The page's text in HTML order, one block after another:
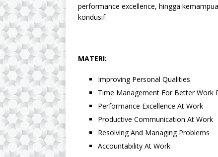
performance excellence, hingga
kondusif.
MATERI:
Improving Personal Qualities
Time Management For Better Work
Performance Excellence At Work
Productive Communication At Work
Resolving And Managing Problems
Accountability At Work